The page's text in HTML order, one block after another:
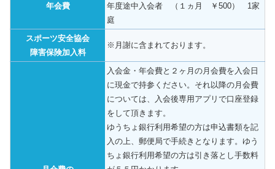
年会費
年度途中入会者 （１ヵ月 ￥500） 1家
庭
スポーツ安全協会
障害保険加入料
※月謝に含まれております。
入会金・年会費と２ヶ月の月会費を入会日
に現金で持参ください。それ以降の月会費
については、入会後専用アプリで口座登録
をして頂きます。
ゆうちょ銀行利用希望の方は申込書類を記
入の上、郵便局で手続きとなります。ゆう
ちょ銀行利用希望の方は引き落とし手数料